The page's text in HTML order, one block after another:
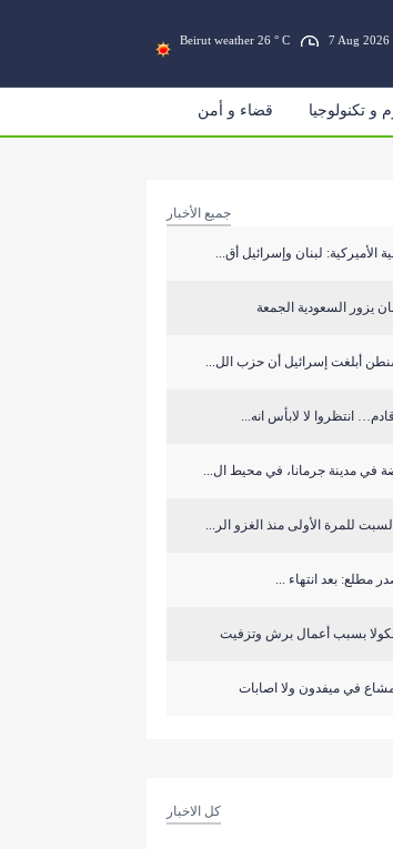
Beirut weather 26 ° C 7 Aug 2026
و تكنولوجيا قضاء و أمن
جميع الأخبار
الأميركية: لبنان وإسرائيل أق...
يزور السعودية الجمعة
أبلغت إسرائيل أن حزب الل...
انتظروا لا لابأس انه...
في مدينة جرمانا، في محيط ال...
للمرة الأولى منذ الغزو الر...
مطلع: بعد انتهاء ...
بسبب أعمال برش وتزفيت
في ميفدون ولا اصابات
كل الاخبار